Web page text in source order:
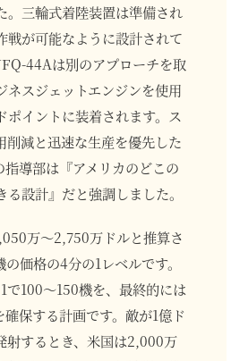
。三輪式着陸装置は準備され
戦が可能なように設計されて
44Aは別のアプローチを取
ネスジェットエンジンを使用
ポイントに装着されます。ス
削減と迅速な生産を優先した
導部は『アメリカのどこの
設計』だと強調しました。
万～2,750万ドルと推算さ
価格の4分の1レベルです。
100～150機を、最終的には
保する計画です。敵が1億ド
射するとき、米国は2,000万